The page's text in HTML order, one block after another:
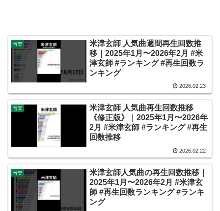
音楽
米津玄師 人気曲週間再生回数推
移｜2025年1月〜2026年2月 #米
津玄師 #ランキング #再生回数ラ
ンキング
2026.02.23
音楽
米津玄師 人気曲再生回数推移
《修正版》｜2025年1月〜2026年
2月 #米津玄師 #ランキング #再生
回数推移
2026.02.22
音楽
米津玄師人気曲の再生回数推移｜
2025年1月〜2026年2月 #米津玄
師 #再生回数ランキング #ランキ
ング